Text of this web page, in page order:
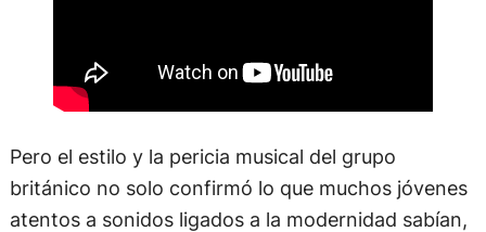
Pero el estilo y la pericia musical del grupo
británico no solo confirmó lo que muchos jóvenes
atentos a sonidos ligados a la modernidad sabían,